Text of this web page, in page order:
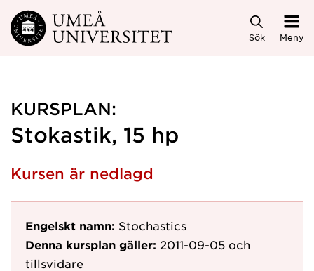
Hoppa direkt till innehållet
Sök Meny
KURSPLAN:
Stokastik, 15 hp
Kursen är nedlagd
Engelskt namn: Stochastics
Denna kursplan gäller: 2011-09-05 och
tillsvidare